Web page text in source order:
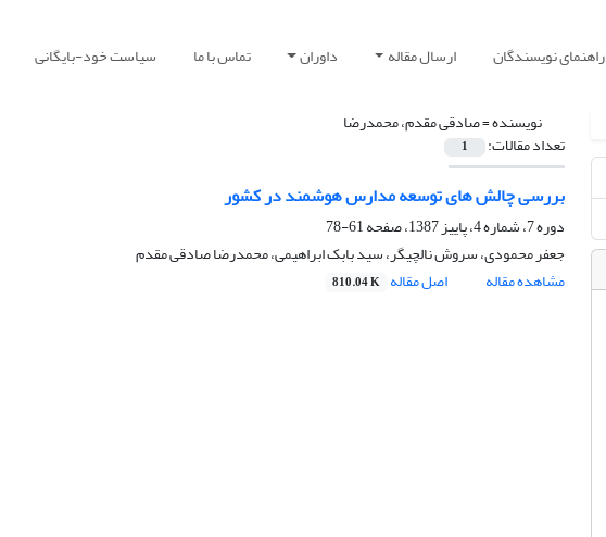
راهنمای نویسندگان ارسال مقاله داوران تماس با ما سیاست خود-بایگانی
نویسنده =صادقی مقدم، محمدرضا
تعداد مقالات: 1
بررسی چالش های توسعه مدارس هوشمند در کشور
دوره 7، شماره 4، پاییز 1387، صفحه
61-78
جعفر محمودی، سروش نالچیگر، سید بابک ابراهیمی، محمدرضا صادقی مقدم
مشاهده مقاله
اصل مقاله 810.04 K